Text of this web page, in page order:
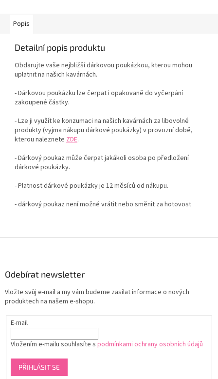
Popis
Detailní popis produktu
Obdarujte vaše nejbližší dárkovou poukázkou, kterou mohou
uplatnit na našich kavárnách.
- Dárkovou poukázku lze čerpat i opakovaně do vyčerpání
zakoupené částky.
- Lze ji využít ke konzumaci na našich kavárnách za libovolné
produkty (vyjma nákupu dárkové poukázky) v provozní době,
kterou naleznete ZDE.
- Dárkový poukaz může čerpat jakákoli osoba po předložení
dárkové poukázky.
- Platnost dárkové poukázky je 12 měsíců od nákupu.
- dárkový poukaz není možné vrátit nebo směnit za hotovost
Odebírat newsletter
Vložte svůj e-mail a my vám budeme zasílat informace o nových
produktech na našem e-shopu.
E-mail
Vložením e-mailu souhlasíte s podmínkami ochrany osobních údajů
PŘIHLÁSIT SE